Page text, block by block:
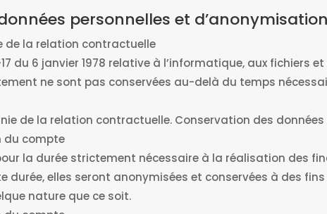
personnelles et d’anonymisation
de la relation contractuelle
du 6 janvier 1978 relative à l’informatique, aux fichiers
ne sont pas conservées au-delà du temps
de la relation contractuelle. Conservation des
du compte
la durée strictement nécessaire à la réalisation des
durée, elles seront anonymisées et conservées à des
nature que ce soit.